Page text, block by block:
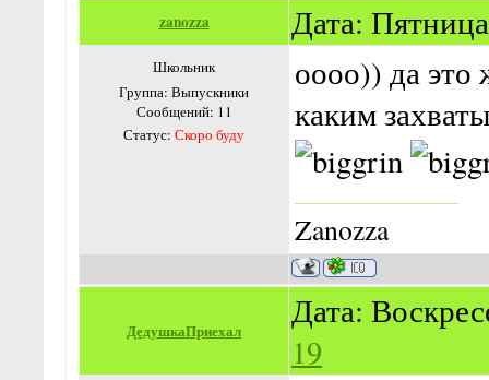
zanozza Дата:
Школьник
Группа: Выпускники
Сообщений: 11
Статус: Скоро буду
оооо)) да это
каким
Zanozza
ДедушкаПриехал
Дата:
19